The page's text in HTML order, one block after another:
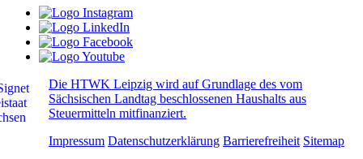
Die HTWK Leipzig wird auf Grundlage des vom
Sächsischen Landtag beschlossenen Haushalts aus
Steuermitteln mitfinanziert.
Impressum Datenschutzerklärung Barrierefreiheit Sitemap